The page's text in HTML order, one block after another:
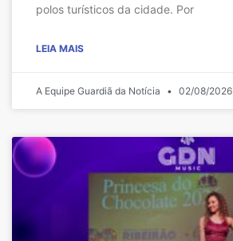
polos turísticos da cidade. Por
LEIA MAIS
A Equipe Guardiã da Notícia 02/08/2026